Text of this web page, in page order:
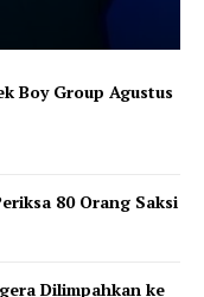
Boy Group Agustus
80 Orang Saksi
Dilimpahkan ke